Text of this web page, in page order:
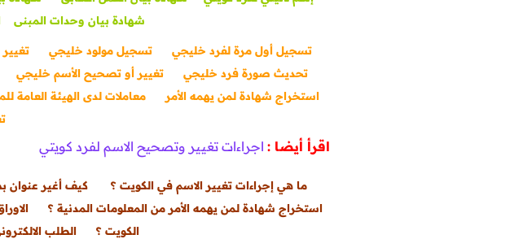
شهادة بيان وحدات المبنى
تسجيل أول مرة لفرد خليجي تسجيل مولود خليجي
تحديث صورة فرد خليجي
تغيير أو تصحيح الأسم خليجي
استخراج شهادة لمن يهمه الأمر
معاملات لدى الهيئة العامة
اقرأ أيضا : اجراءات تغيير وتصحيح الاسم لفرد كويتي
ما هي إجراءات تغيير الاسم في الكويت ؟ كيف أغير عنوان
استخراج شهادة لمن يهمه الأمر من المعلومات المدنية ؟
الكويت ؟
الطلب